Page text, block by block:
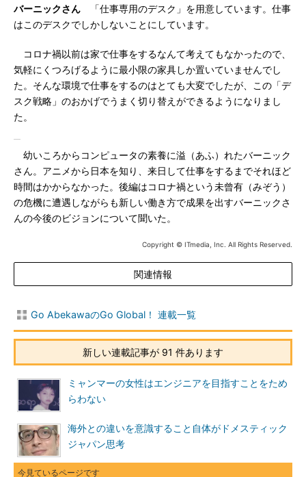
バーニックさん 「仕事専用のデスク」を用意しています。仕事
はこのデスクでしかしないことにしています。
コロナ禍以前は家で仕事をするなんて考えてもなかったので、
気軽にくつろげるように最小限の家具しか置いていませんでし
た。そんな環境で仕事をするのはとても大変でしたが、この「デ
スク戦略」のおかげでうまく切り替えができるようになりまし
た。
幼いころからコンピュータの素養に溢（あふ）れたバーニック
さん。アニメから日本を知り、来日して仕事をするまでそれほど
時間はかからなかった。後編はコロナ禍という未曾有（みぞう）
の危機に遭遇しながらも新しい働き方で成果を出すバーニックさ
んの今後のビジョンについて聞いた。
Copyright © ITmedia, Inc. All Rights Reserved.
関連情報
Go AbekawaのGo Global！ 連載一覧
新しい連載記事が 91 件あります
ミャンマーの女性はエンジニアを目指すことをため
らわない
海外との違いを意識すること自体がドメスティック
ジャパン思考